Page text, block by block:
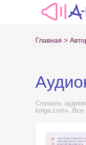
Главная
Слушать
kniga.com». Все